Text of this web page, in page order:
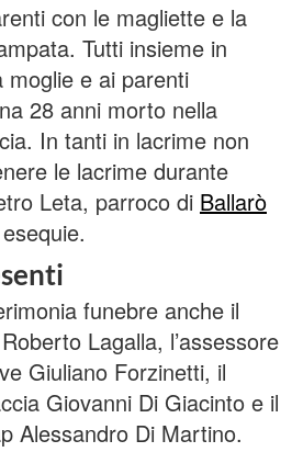
con le magliette e la
Tutti insieme in
moglie e ai parenti
28 anni morto nella
In tanti in lacrime non
le lacrime durante
Leta, parroco di Ballarò
funebre anche il
Lagalla, l’assessore
Giuliano Forzinetti, il
Giovanni Di Giacinto e il
Alessandro Di Martino.